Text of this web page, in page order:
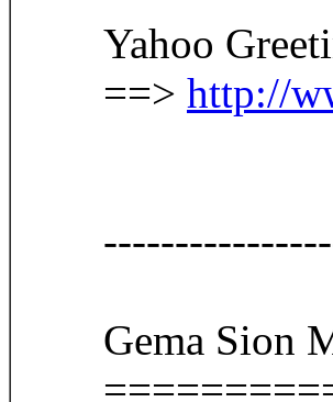
Yahoo
==> http://
Gema Sion